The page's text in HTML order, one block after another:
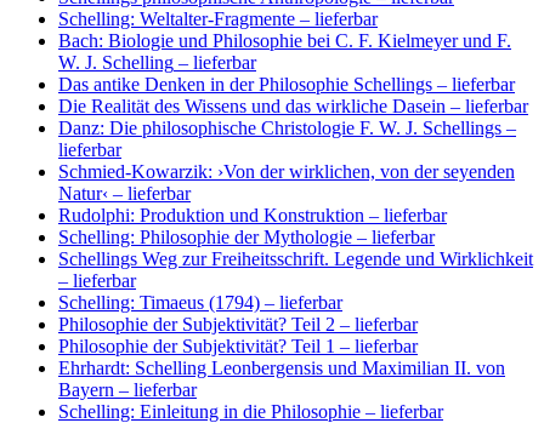
Schelling: Weltalter-Fragmente – lieferbar
Bach: Biologie und Philosophie bei C. F. Kielmeyer und F.
W. J. Schelling – lieferbar
Das antike Denken in der Philosophie Schellings – lieferbar
Die Realität des Wissens und das wirkliche Dasein – lieferbar
Danz: Die philosophische Christologie F. W. J. Schellings –
lieferbar
Schmied-Kowarzik: ›Von der wirklichen, von der seyenden
Natur‹ – lieferbar
Rudolphi: Produktion und Konstruktion – lieferbar
Schelling: Philosophie der Mythologie – lieferbar
Schellings Weg zur Freiheitsschrift. Legende und Wirklichkeit
– lieferbar
Schelling: Timaeus (1794) – lieferbar
Philosophie der Subjektivität? Teil 2 – lieferbar
Philosophie der Subjektivität? Teil 1 – lieferbar
Ehrhardt: Schelling Leonbergensis und Maximilian II. von
Bayern – lieferbar
Schelling: Einleitung in die Philosophie – lieferbar